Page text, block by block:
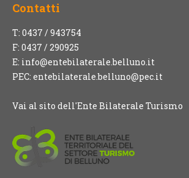
Contatti
T: 0437 / 943754
F: 0437 / 290925
E: info@entebilaterale.belluno.it
PEC: entebilaterale.belluno@pec.it
Vai al sito dell'Ente Bilaterale Turismo